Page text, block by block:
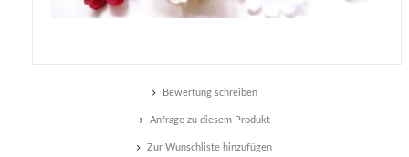
Bewertung schreiben
Anfrage zu diesem Produkt
Zur Wunschliste hinzufügen